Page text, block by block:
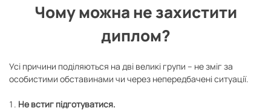
Чому можна не захистити
диплом?
Усі причини поділяються на дві великі групи – не зміг за
особистими обставинами чи через непередбачені ситуації.
Не встиг підготуватися.